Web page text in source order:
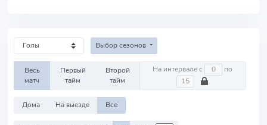
Выбор сезонов
Весь
матч
Первый
тайм
Второй
тайм
На интервале с по
Дома На выезде Все